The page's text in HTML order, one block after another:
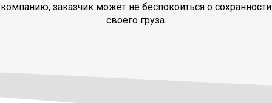
компанию, заказчик может не беспокоиться о сохранности
своего груза.